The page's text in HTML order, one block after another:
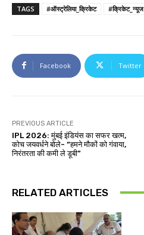
TAGS #ऑस्ट्रेलिया_क्रिकेट #क्रिकेट_न्यूज
Facebook Twitter
PREVIOUS ARTICLE
IPL 2026: मुंबई इंडियंस का सफर खत्म,
कोच जयवर्धने बोले- “हमने मौकों को गंवाया,
निरंतरता की कमी ले डूबी”
RELATED ARTICLES